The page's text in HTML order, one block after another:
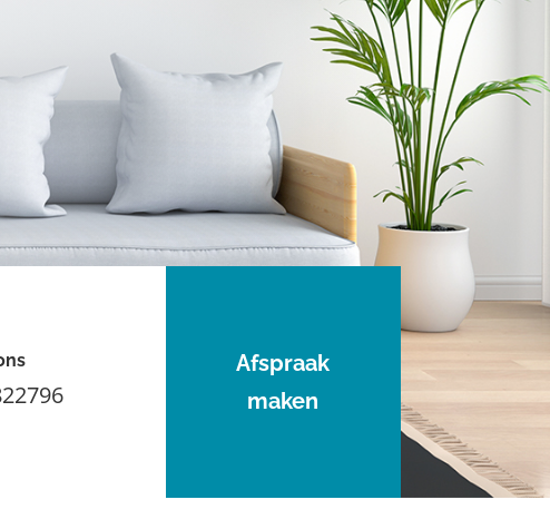
Afspraak
maken